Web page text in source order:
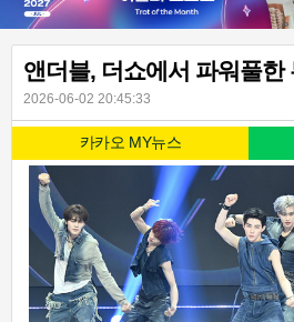
앤더블, 더쇼에서 파워풀한
2026-06-02 20:45:33
카카오 MY뉴스